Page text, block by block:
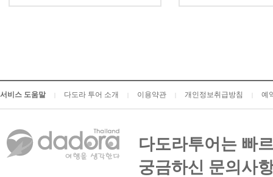
서비스 도움말 다도라 투어 소개 이용약관 개인정보취급방침 예
다도라투어는 빠
궁금하신 문의사